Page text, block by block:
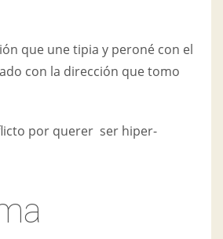
que une tipia y peroné con el
con la dirección que tomo
por querer ser hiper-